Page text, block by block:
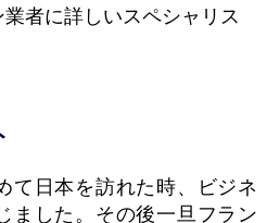
者に詳しいスペシャリス
て日本を訪れた時、ビジネ
ました。その後一旦フラン